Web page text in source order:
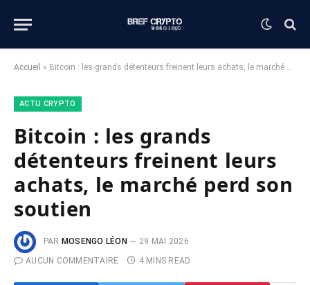
Accueil » Bitcoin : les grands détenteurs freinent leurs achats, le marché perd son soutien
ACTU CRYPTO
Bitcoin : les grands
détenteurs freinent leurs
achats, le marché perd son
soutien
PAR MOSENGO LÉON
29 MAI 2026
AUCUN COMMENTAIRE
4 MINS READ